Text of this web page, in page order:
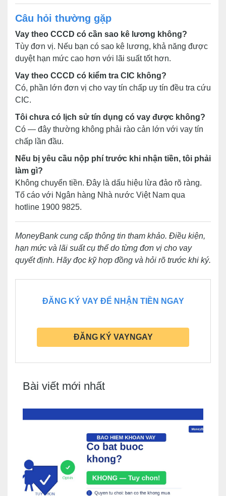
Câu hỏi thường gặp
Vay theo CCCD có cần sao kê lương không?
Tùy đơn vị. Nếu bạn có sao kê lương, khả năng được
duyệt hạn mức cao hơn với lãi suất tốt hơn.
Vay theo CCCD có kiểm tra CIC không?
Có, phần lớn đơn vị cho vay tín chấp uy tín đều tra cứu
CIC.
Tôi chưa có lịch sử tín dụng có vay được không?
Có — đây thường không phải rào cản lớn với vay tín
chấp lần đầu.
Nếu bị yêu cầu nộp phí trước khi nhận tiền, tôi phải
làm gì?
Không chuyển tiền. Đây là dấu hiệu lừa đảo rõ ràng.
Tố cáo với Ngân hàng Nhà nước Việt Nam qua
hotline 1900 9825.
MoneyBank cung cấp thông tin tham khảo. Điều kiện,
hạn mức và lãi suất cụ thể do từng đơn vị cho vay
quyết định. Hãy đọc kỹ hợp đồng và hỏi rõ trước khi ký.
ĐĂNG KÝ VAY ĐỂ NHẬN TIỀN NGAY
ĐĂNG KÝ VAYNGAY
Bài viết mới nhất